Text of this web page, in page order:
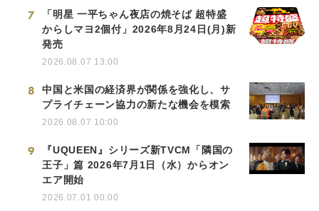
7
「明星 一平ちゃん夜店の焼そば 超特盛
からしマヨ2個付」2026年8月24日(月)新
発売
2026.08.07 13:00
8
中国と米国の経済界が関係を強化し、サ
プライチェーン協力の新たな機会を模索
2026.08.07 10:00
9
『UQUEEN』シリーズ新TVCM「隣国の
王子」篇 2026年7月1日（水）からオン
エア開始
2026.07.01 00:00